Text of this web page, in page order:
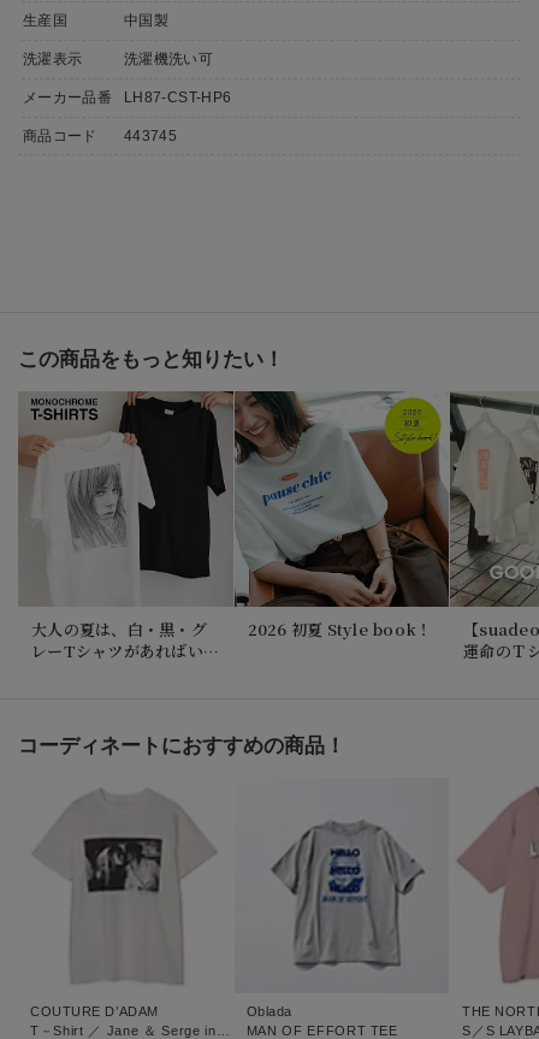
生産国 中国製
洗濯表示 洗濯機洗い可
メーカー品番 LH87-CST-HP6
商品コード 443745
この商品をもっと知りたい！
大人の夏は、白・黒・グ
レーTシャツがあればい
2026 初夏 Style book！
【
運命のＴ
コーディネートにおすすめの商品！
COUTURE D’ADAM
Oblada
MAN OF EFFORT TEE
THE
S／S